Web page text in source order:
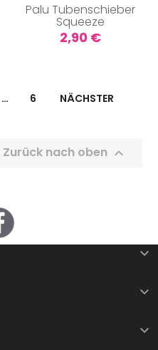
Palu Tubenschieber
Squeeze
Preis
2,90 €
… 6 NÄCHSTER
Zurück nach oben 


